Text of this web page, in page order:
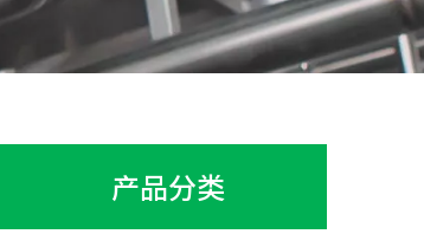
产品分类